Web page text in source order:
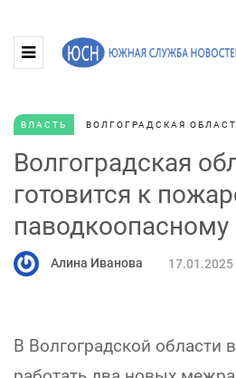
ВЛАСТЬ ВОЛГОГРАДСКАЯ
Волгоградская
готовится к
паводкоопасному
Алина Иванова 17.01.2025
В Волгоградской области